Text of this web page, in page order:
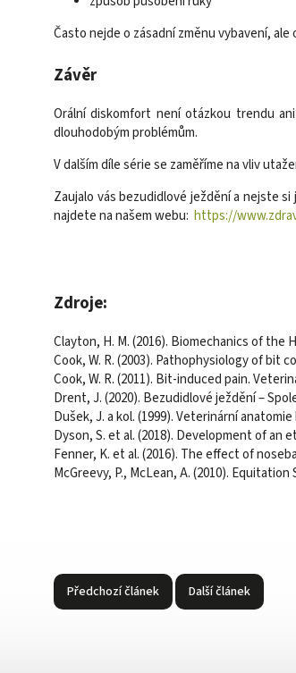
Často nejde o zásadní změnu vybavení, ale
Závěr
Orální diskomfort není otázkou trendu
dlouhodobým problémům.
V dalším díle série se zaměříme na vliv
Zaujalo vás bezudidlové ježdění a nejste
najdete na našem webu: https://
Zdroje:
Clayton, H. M. (2016). Biomechanics of the
Cook, W. R. (2003). Pathophysiology of bit
Cook, W. R. (2011). Bit-induced pain.
Drent, J. (2020). Bezudidlové ježdění –
Dušek, J. a kol. (1999). Veterinární
Dyson, S. et al. (2018). Development of an
Fenner, K. et al. (2016). The effect of
McGreevy, P., McLean, A. (2010).
Předchozí článek Další článek